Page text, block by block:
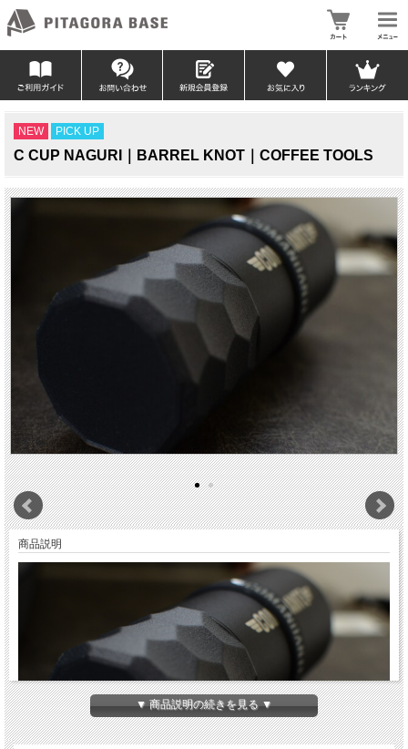
NEW PICK UP
C CUP NAGURI｜BARREL KNOT｜COFFEE TOOLS
商品説明
▼ 商品説明の続きを見る ▼